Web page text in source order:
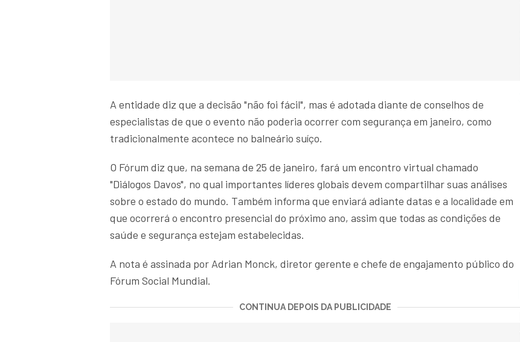
A entidade diz que a decisão "não foi fácil", mas é adotada diante de conselhos de
especialistas de que o evento não poderia ocorrer com segurança em janeiro, como
tradicionalmente acontece no balneário suíço.
O Fórum diz que, na semana de 25 de janeiro, fará um encontro virtual chamado
"Diálogos Davos", no qual importantes líderes globais devem compartilhar suas análises
sobre o estado do mundo. Também informa que enviará adiante datas e a localidade em
que ocorrerá o encontro presencial do próximo ano, assim que todas as condições de
saúde e segurança estejam estabelecidas.
A nota é assinada por Adrian Monck, diretor gerente e chefe de engajamento público do
Fórum Social Mundial.
CONTINUA DEPOIS DA PUBLICIDADE